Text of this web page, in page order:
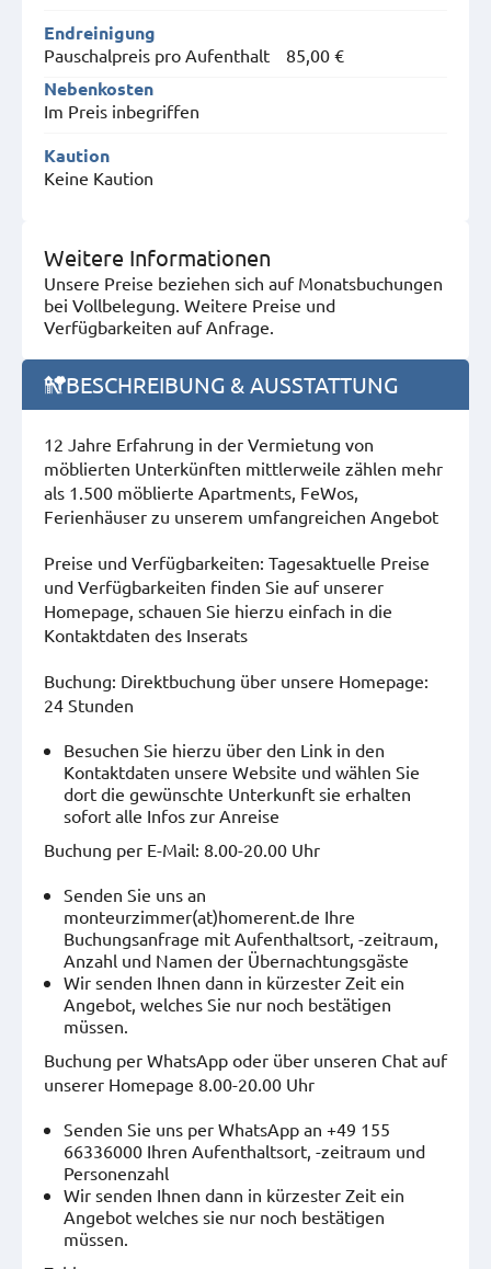
Endreinigung
Pauschalpreis pro Aufenthalt 85,00 €
Nebenkosten
Im Preis inbegriffen
Kaution
Keine Kaution
Weitere Informationen
Unsere Preise beziehen sich auf Monatsbuchungen
bei Vollbelegung. Weitere Preise und
Verfügbarkeiten auf Anfrage.
BESCHREIBUNG & AUSSTATTUNG
12 Jahre Erfahrung in der Vermietung von
möblierten Unterkünften mittlerweile zählen mehr
als 1.500 möblierte Apartments, FeWos,
Ferienhäuser zu unserem umfangreichen Angebot
Preise und Verfügbarkeiten: Tagesaktuelle Preise
und Verfügbarkeiten finden Sie auf unserer
Homepage, schauen Sie hierzu einfach in die
Kontaktdaten des Inserats
Buchung: Direktbuchung über unsere Homepage:
24 Stunden
Besuchen Sie hierzu über den Link in den
Kontaktdaten unsere Website und wählen Sie
dort die gewünschte Unterkunft sie erhalten
sofort alle Infos zur Anreise
Buchung per E-Mail: 8.00-20.00 Uhr
Senden Sie uns an
monteurzimmer(at)homerent.de Ihre
Buchungsanfrage mit Aufenthaltsort, -zeitraum,
Anzahl und Namen der Übernachtungsgäste
Wir senden Ihnen dann in kürzester Zeit ein
Angebot, welches Sie nur noch bestätigen
müssen.
Buchung per WhatsApp oder über unseren Chat auf
unserer Homepage 8.00-20.00 Uhr
Senden Sie uns per WhatsApp an +49 155
66336000 Ihren Aufenthaltsort, -zeitraum und
Personenzahl
Wir senden Ihnen dann in kürzester Zeit ein
Angebot welches sie nur noch bestätigen
müssen.